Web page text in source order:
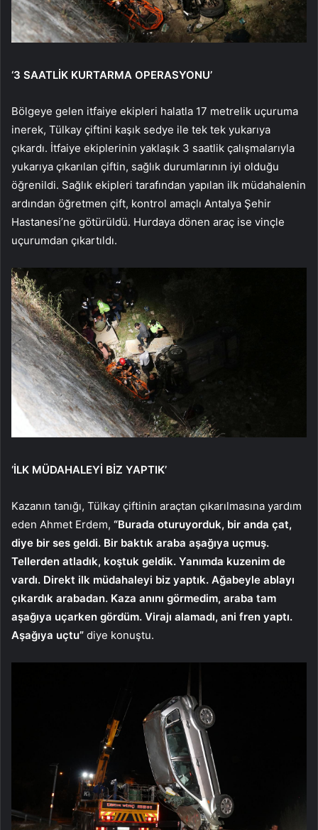
‘3 SAATLİK KURTARMA OPERASYONU’
Bölgeye gelen itfaiye ekipleri halatla 17 metrelik uçuruma
inerek, Tülkay çiftini kaşık sedye ile tek tek yukarıya
çıkardı. İtfaiye ekiplerinin yaklaşık 3 saatlik çalışmalarıyla
yukarıya çıkarılan çiftin, sağlık durumlarının iyi olduğu
öğrenildi. Sağlık ekipleri tarafından yapılan ilk müdahalenin
ardından öğretmen çift, kontrol amaçlı Antalya Şehir
Hastanesi’ne götürüldü. Hurdaya dönen araç ise vinçle
uçurumdan çıkartıldı.
‘İLK MÜDAHALEYİ BİZ YAPTIK’
Kazanın tanığı, Tülkay çiftinin araçtan çıkarılmasına yardım
eden Ahmet Erdem, “Burada oturuyorduk, bir anda çat,
diye bir ses geldi. Bir baktık araba aşağıya uçmuş.
Tellerden atladık, koştuk geldik. Yanımda kuzenim de
vardı. Direkt ilk müdahaleyi biz yaptık. Ağabeyle ablayı
çıkardık arabadan. Kaza anını görmedim, araba tam
aşağıya uçarken gördüm. Virajı alamadı, ani fren yaptı.
Aşağıya uçtu” diye konuştu.